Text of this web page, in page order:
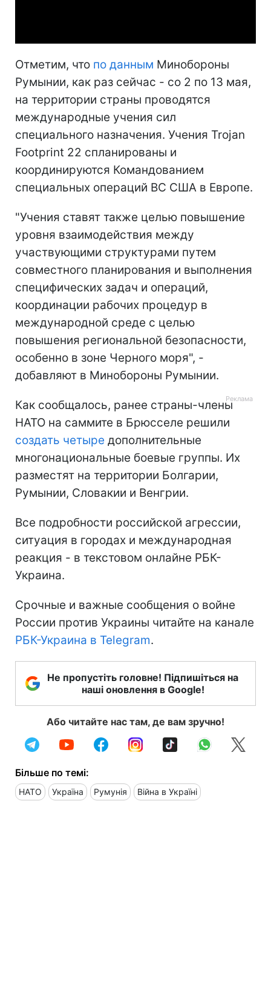
Отметим, что по данным Минобороны
Румынии, как раз сейчас - со 2 по 13 мая,
на территории страны проводятся
международные учения сил
специального назначения. Учения Trojan
Footprint 22 спланированы и
координируются Командованием
специальных операций ВС США в Европе.
"Учения ставят также целью повышение
уровня взаимодействия между
участвующими структурами путем
совместного планирования и выполнения
специфических задач и операций,
координации рабочих процедур в
международной среде с целью
повышения региональной безопасности,
особенно в зоне Черного моря", -
добавляют в Минобороны Румынии.
Как сообщалось, ранее страны-члены
НАТО на саммите в Брюсселе решили
создать четыре дополнительные
многонациональные боевые группы. Их
разместят на территории Болгарии,
Румынии, Словакии и Венгрии.
Все подробности российской агрессии,
ситуация в городах и международная
реакция - в текстовом онлайне РБК-
Украина.
Срочные и важные сообщения о войне
России против Украины читайте на канале
РБК-Украина в Telegram.
Не пропустіть головне! Підпишіться на
наші оновлення в Google!
Або читайте нас там, де вам зручно!
Більше по темі:
НАТО Україна Румунія Війна в Україні